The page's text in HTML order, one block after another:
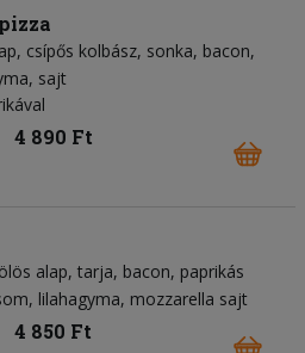
csípős kolbász sonka bacon
sajt
4 890 Ft
alap tarja bacon paprikás
lilahagyma mozzarella sajt
4 850 Ft